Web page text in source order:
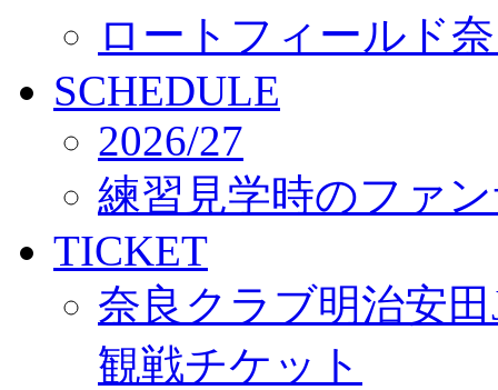
ロートフィールド
SCHEDULE
2026/27
練習見学時のファ
TICKET
奈良クラブ明治安
観戦チケット